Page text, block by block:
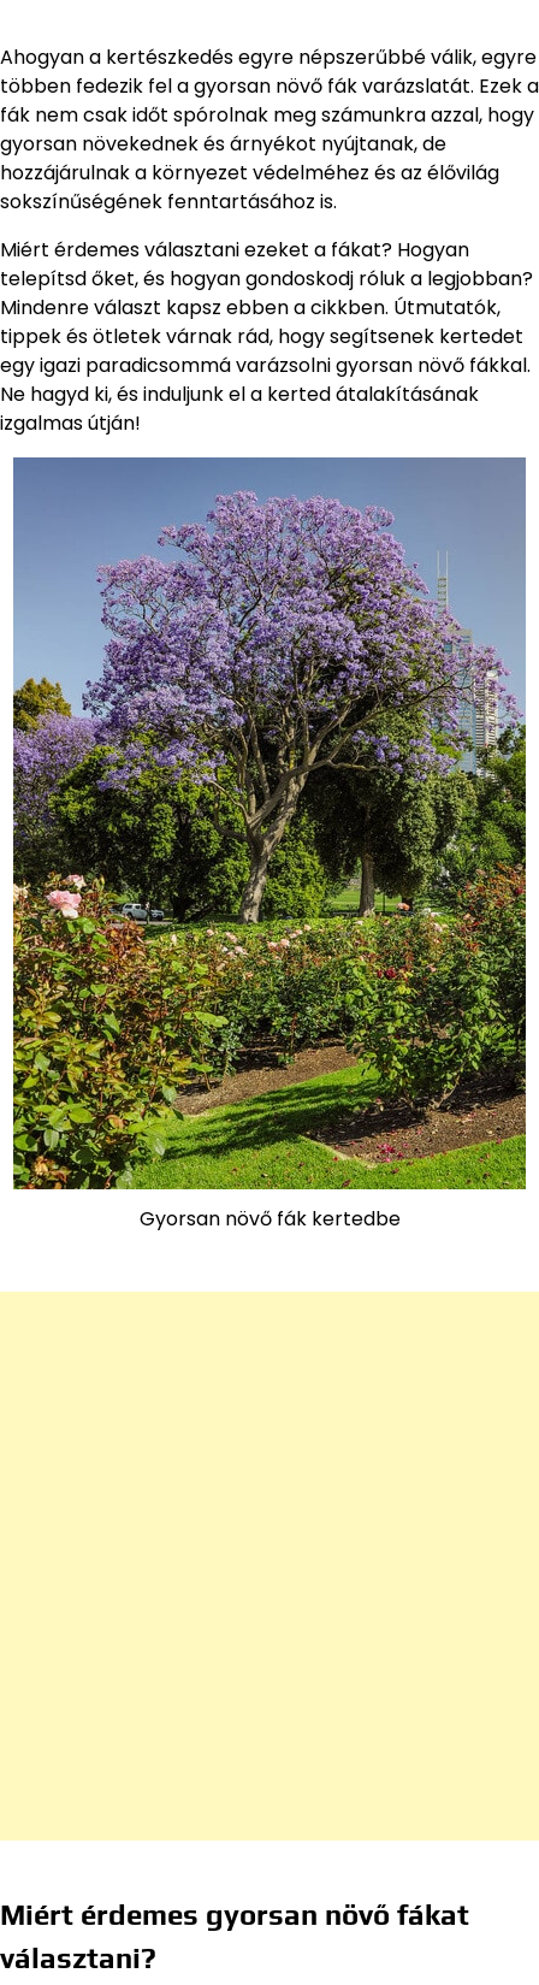
Ahogyan a kertészkedés egyre népszerűbbé válik, egyre
többen fedezik fel a gyorsan növő fák varázslatát. Ezek a
fák nem csak időt spórolnak meg számunkra azzal, hogy
gyorsan növekednek és árnyékot nyújtanak, de
hozzájárulnak a környezet védelméhez és az élővilág
sokszínűségének fenntartásához is.
Miért érdemes választani ezeket a fákat? Hogyan
telepítsd őket, és hogyan gondoskodj róluk a legjobban?
Mindenre választ kapsz ebben a cikkben. Útmutatók,
tippek és ötletek várnak rád, hogy segítsenek kertedet
egy igazi paradicsommá varázsolni gyorsan növő fákkal.
Ne hagyd ki, és induljunk el a kerted átalakításának
izgalmas útján!
Gyorsan növő fák kertedbe
Miért érdemes gyorsan növő fákat
választani?